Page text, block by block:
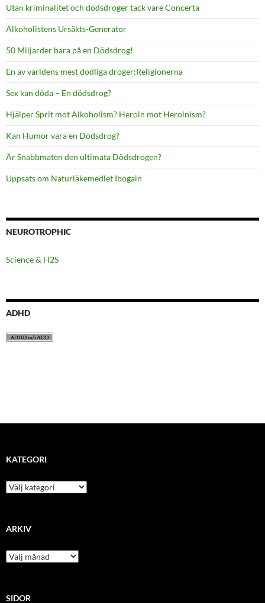
Utan kriminalitet och dödsdroger tack vare Concerta
Alkoholistens Ursäkts-Generator
50 Miljarder bara på en Dödsdrog!
En av världens mest dödliga droger:Religionerna
Sex kan döda – En dödsdrog?
Hjälper Sprit mot Alkoholism? Heroin mot Heroinism?
Kan Humor vara en Dödsdrog?
Är Snabbmaten den ultimata Dödsdrogen?
Uppsats om Naturläkemedlet Ibogain
NEUROTROPHIC
Science & H2S
ADHD
KATEGORI
kategori
ARKIV
arkiv
SIDOR